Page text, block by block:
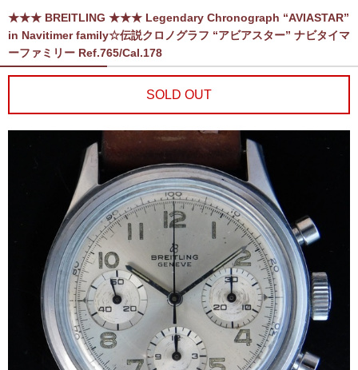
★★★ BREITLING ★★★ Legendary Chronograph “AVIASTAR”
in Navitimer family☆伝説クロノグラフ “アビアスター” ナビタイマ
ーファミリー Ref.765/Cal.178
SOLD OUT